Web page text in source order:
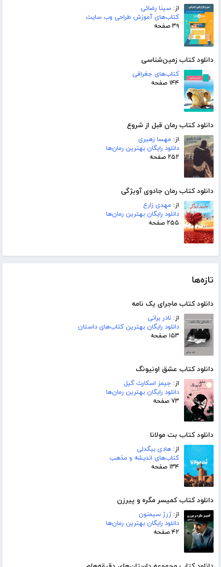
از: سینا رضائی
کتاب‌های آموزش طراحی وب سایت
۳۹ صفحه
دانلود کتاب زمین‌شناسی
کتاب‌های جغرافی
۱۴۴ صفحه
دانلود کتاب رمان قبل از شروع
از: مهسا زهیری
دانلود رایگان بهترین رمان‌ها
۲۵۲ صفحه
دانلود کتاب رمان جادوی آویژگی
از: مهدی زارع
دانلود رایگان بهترین رمان‌ها
۲۵۵ صفحه
تازه‌ها
دانلود کتاب ماجرای یک نامه
از: نادر براتی
دانلود رایگان بهترین کتاب‌های داستان
۱۵۳ صفحه
دانلود کتاب عشق اونیونگ
از: جیمز اسکارث گیل
دانلود رایگان بهترین رمان‌ها
۷۳ صفحه
دانلود کتاب بت مولانا
از: هادی بیگدلی
کتاب‌های اندیشه و مذهب
۱۳۴ صفحه
دانلود کتاب کمیسر مگره و پیرزن
از:ژرژ سیمنون
دانلود رایگان بهترین رمان‌ها
۴۲ صفحه